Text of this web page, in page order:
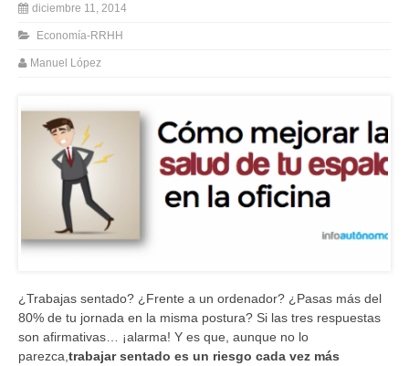
diciembre 11, 2014
Economía-RRHH
Manuel López
¿Trabajas sentado? ¿Frente a un ordenador? ¿Pasas más del
80% de tu jornada en la misma postura? Si las tres respuestas
son afirmativas… ¡alarma! Y es que, aunque no lo
parezca, trabajar sentado es un riesgo cada vez más